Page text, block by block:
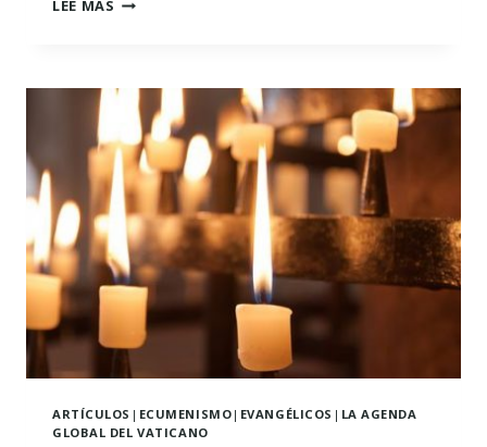
LEE MAS
A
VISTA
DE
DIOS?
ARTÍCULOS | ECUMENISMO | EVANGÉLICOS | LA AGENDA
GLOBAL DEL VATICANO